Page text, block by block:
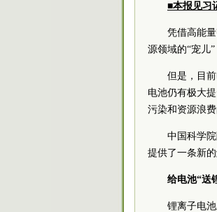
■本报见习
凭借高能
源领域的“宠儿
但是，目
电池仍有极大
污染和资源浪
中国科学
提供了一条新
给电池“送
锂离子电